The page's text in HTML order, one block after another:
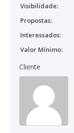
Visibilidade:
Propostas:
Interessados:
Valor Mínimo:
Cliente